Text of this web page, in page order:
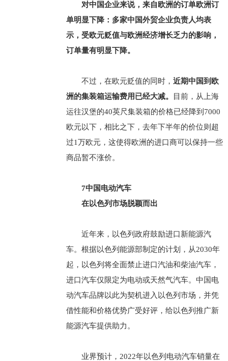
对中国企业来说，来自欧洲的订单欧洲订
单明显下降：多家中国外贸企业负责人均表
示，受欧元贬值与欧洲经济增长乏力的影响，
订单量有明显下降。
不过，在欧元贬值的同时， 近期中国到欧
洲的集装箱运输费用已经大减。
目前，从上海
运往汉堡的40英尺集装箱的价格已经降到7000
欧元以下，相比之下，去年下半年的价位则超
过1万欧元，这使得欧洲的进口商可以保持一些
商品暂不涨价。
7中国电动汽车
在以色列市场脱颖而出
近年来，以色列政府鼓励进口新能源汽
车。根据以色列能源部制定的计划，从2030年
起，以色列将全面禁止进口汽油和柴油汽车，
进口汽车仅限定为电动或天然气汽车。中国电
动汽车品牌以此为契机进入以色列市场，并凭
借性能和价格优势广受好评，给以色列推广新
能源汽车提供助力。
业界预计，2022年以色列电动汽车销量在